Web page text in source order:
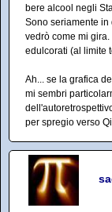
bere alcool negli
Sono seriamente
vedrò come mi
edulcorati (al limite
Ah... se la grafica
mi sembri
per spregio verso